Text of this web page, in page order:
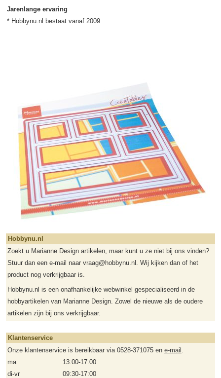
Jarenlange ervaring
* Hobbynu.nl bestaat vanaf 2009
Hobbynu.nl
Zoekt u Marianne Design artikelen, maar kunt u ze niet bij ons vinden?
Stuur dan een e-mail naar vraag@hobbynu.nl. Wij kijken dan of het
product nog verkrijgbaar is.
Hobbynu.nl is een onafhankelijke webwinkel gespecialiseerd in de
hobbyartikelen van Marianne Design. Zowel de nieuwe als de oudere
artikelen zijn bij ons verkrijgbaar.
Klantenservice
Onze klantenservice is bereikbaar via 0528-371075 en e-mail .
ma
13:00-17:00
di-vr
09:30-17:00